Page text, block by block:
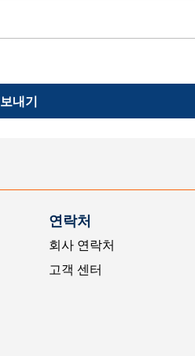
보내기
연락처
회사 연락처
고객 센터